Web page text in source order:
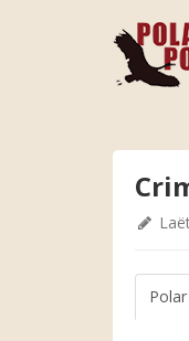
Polar